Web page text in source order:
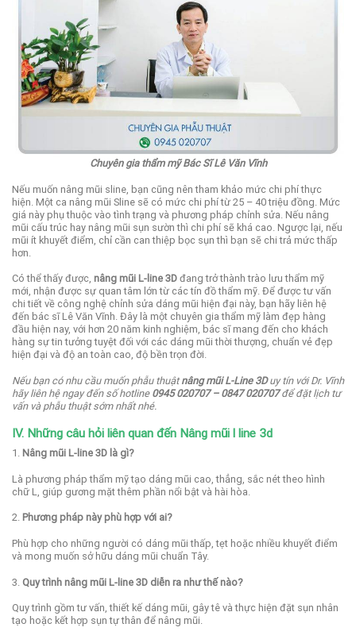
Chuyên gia thẩm mỹ Bác Sĩ Lê Văn Vĩnh
Nếu muốn nâng mũi sline, bạn cũng nên tham khảo mức chi phí thực
hiện. Một ca nâng mũi Sline sẽ có mức chi phí từ 25 – 40 triệu đồng. Mức
giá này phụ thuộc vào tình trạng và phương pháp chỉnh sửa. Nếu nâng
mũi cấu trúc hay nâng mũi sụn sườn thì chi phí sẽ khá cao. Ngược lại, nếu
mũi ít khuyết điểm, chỉ cần can thiệp bọc sụn thì bạn sẽ chi trả mức thấp
hơn.
Có thể thấy được, nâng mũi L-line 3D đang trở thành trào lưu thẩm mỹ
mới, nhận được sự quan tâm lớn từ các tín đồ thẩm mỹ. Để được tư vấn
chi tiết về công nghệ chỉnh sửa dáng mũi hiện đại này, bạn hãy liên hệ
đến bác sĩ Lê Văn Vĩnh. Đây là một chuyên gia thẩm mỹ làm đẹp hàng
đầu hiện nay, với hơn 20 năm kinh nghiệm, bác sĩ mang đến cho khách
hàng sự tin tưởng tuyệt đối với các dáng mũi thời thượng, chuẩn vẻ đẹp
hiện đại và độ an toàn cao, độ bền trọn đời.
Nếu bạn có nhu cầu muốn phẫu thuậtnâng mũi L-Line 3Duy tín với Dr. Vĩnh
hãy liên hệ ngay đến số hotline 0945 020707 – 0847 020707để đặt lịch tư
vấn và phẫu thuật sớm nhất nhé.
IV. Những câu hỏi liên quan đến Nâng mũi l line 3d
1. Nâng mũi L-line 3D là gì?
Là phương pháp thẩm mỹ tạo dáng mũi cao, thẳng, sắc nét theo hình
chữ L, giúp gương mặt thêm phần nổi bật và hài hòa.
2. Phương pháp này phù hợp với ai?
Phù hợp cho những người có dáng mũi thấp, tẹt hoặc nhiều khuyết điểm
và mong muốn sở hữu dáng mũi chuẩn Tây.
3. Quy trình nâng mũi L-line 3D diễn ra như thế nào?
Quy trình gồm tư vấn, thiết kế dáng mũi, gây tê và thực hiện đặt sụn nhân
tạo hoặc kết hợp sụn tự thân để nâng mũi.